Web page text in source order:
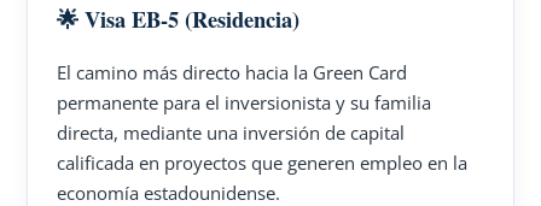
🌟 Visa EB-5 (Residencia)
El camino más directo hacia la Green Card
permanente para el inversionista y su familia
directa, mediante una inversión de capital
calificada en proyectos que generen empleo en la
economía estadounidense.